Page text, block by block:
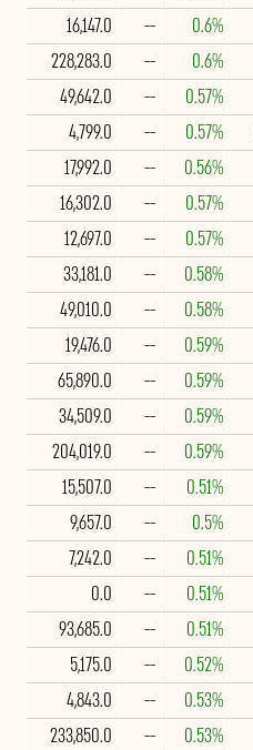
0.6%
--
16,147.0
0.6%
--
228,283.0
0.57%
--
49,642.0
0.57%
--
4,799.0
0.56%
--
17,992.0
0.57%
--
16,302.0
0.57%
--
12,697.0
0.58%
--
33,181.0
0.58%
--
49,010.0
0.59%
--
19,476.0
0.59%
--
65,890.0
0.59%
--
34,509.0
0.59%
--
204,019.0
0.51%
--
15,507.0
0.5%
--
9,657.0
0.51%
--
7,242.0
0.51%
--
0.0
0.51%
--
93,685.0
0.52%
--
5,175.0
0.53%
--
4,843.0
0.53%
--
233,850.0